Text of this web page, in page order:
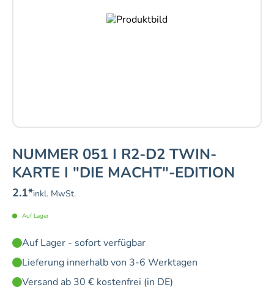
NUMMER 051 I R2-D2 TWIN-
KARTE I "DIE MACHT"-EDITION
2.1*inkl. MwSt.
Auf Lager
Auf Lager - sofort verfügbar
Lieferung innerhalb von 3-6 Werktagen
Versand ab 30 € kostenfrei (in DE)